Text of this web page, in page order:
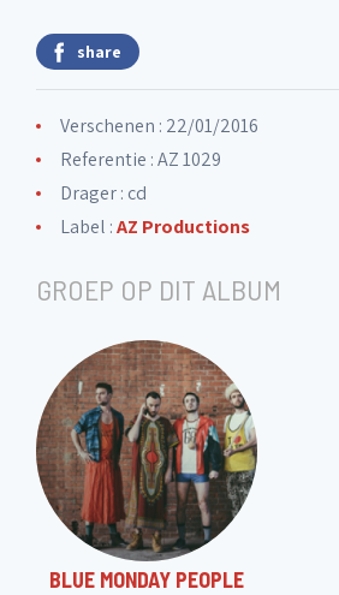
9. The scent of honeysuckle vines
10. Fireworks
share
Verschenen : 22/01/2016
Referentie : AZ 1029
Drager : cd
Label :AZ Productions
GROEP OP DIT ALBUM
BLUE MONDAY PEOPLE